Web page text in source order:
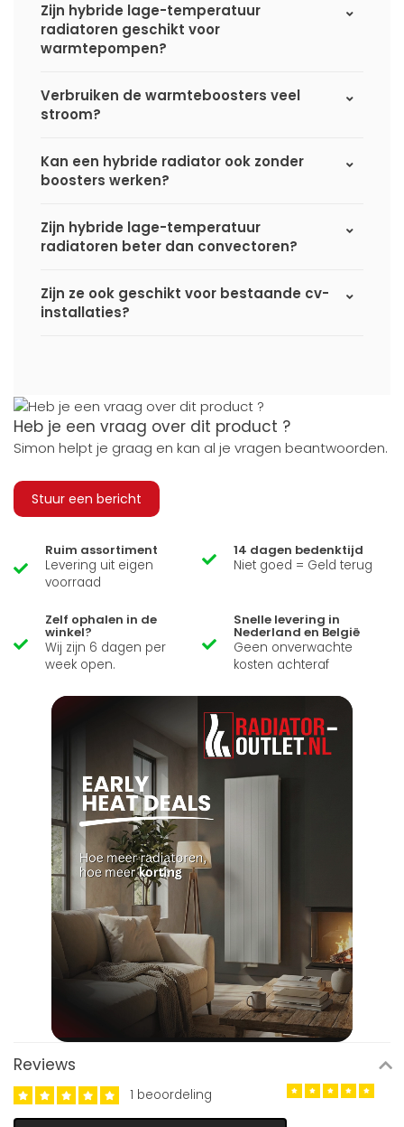
Zijn hybride lage-temperatuur
radiatoren geschikt voor
warmtepompen?
Verbruiken de warmteboosters veel
stroom?
Kan een hybride radiator ook zonder
boosters werken?
Zijn hybride lage-temperatuur
radiatoren beter dan convectoren?
Zijn ze ook geschikt voor bestaande cv-
installaties?
Heb je een vraag over dit product ?
Simon helpt je graag en kan al je vragen beantwoorden.
Stuur een bericht
Ruim assortiment
Levering uit eigen
voorraad
14 dagen bedenktijd
Niet goed = Geld terug
Zelf ophalen in de
winkel?
Wij zijn 6 dagen per
week open.
Snelle levering in
Nederland en België
Geen onverwachte
kosten achteraf
Reviews
1 beoordeling